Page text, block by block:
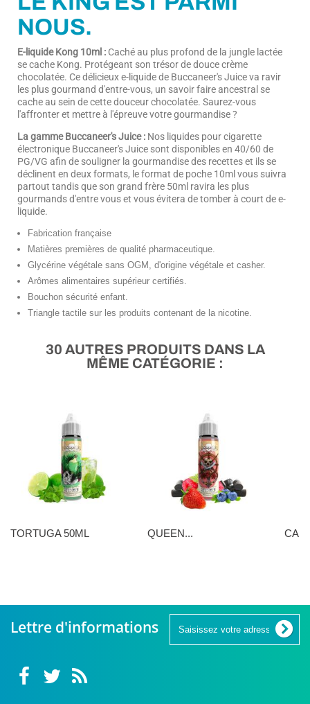
NOUS.
E-liquide Kong 10ml : Caché au plus profond de la jungle lactée
se cache Kong. Protégeant son trésor de douce crème
chocolatée. Ce délicieux e-liquide de Buccaneer's Juice va ravir
les plus gourmand d'entre-vous, un savoir faire ancestral se
cache au sein de cette douceur chocolatée. Saurez-vous
l'affronter et mettre à l'épreuve votre gourmandise ?
La gamme Buccaneer's Juice : Nos liquides pour cigarette
électronique Buccaneer's Juice sont disponibles en 40/60 de
PG/VG afin de souligner la gourmandise des recettes et ils se
déclinent en deux formats, le format de poche 10ml vous suivra
partout tandis que son grand frère 50ml ravira les plus
gourmands d'entre vous et vous évitera de tomber à court de e-
liquide.
Fabrication française
Matières premières de qualité pharmaceutique.
Glycérine végétale sans OGM, d'origine végétale et casher.
Arômes alimentaires supérieur certifiés.
Bouchon sécurité enfant.
Triangle tactile sur les produits contenant de la nicotine.
30 AUTRES PRODUITS DANS LA
MÊME CATÉGORIE :
TORTUGA 50ML QUEEN...
Lettre d'informations